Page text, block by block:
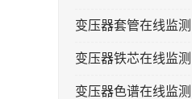
变压器套管在线监测
变压器铁芯在线监测
变压器色谱在线监测